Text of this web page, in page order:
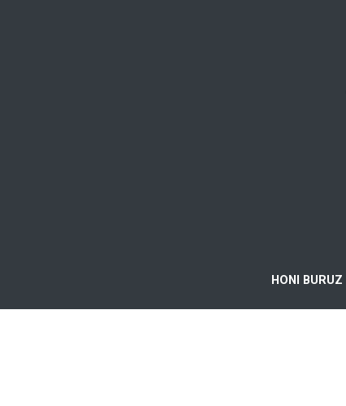
HONI BURUZ